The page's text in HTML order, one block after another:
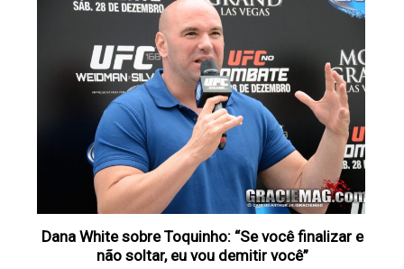
Dana White sobre Toquinho: “Se você finalizar e
não soltar, eu vou demitir você”